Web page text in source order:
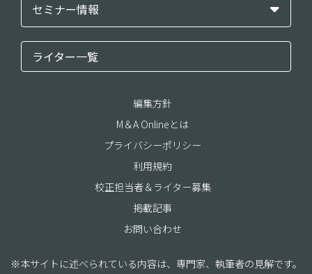
セミナー情報
ライター一覧
編集方針
M＆A Onlineとは
プライバシーポリシー
利用規約
校正担当者＆ライター募集
掲載記事
お問い合わせ
※本サイトに述べられている内容は、専門家、執筆者の見解です。